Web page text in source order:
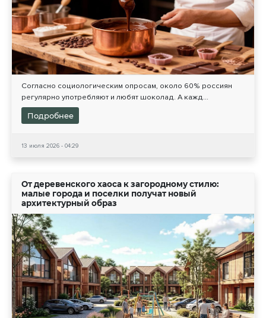
Согласно социологическим опросам, около 60% россиян
регулярно употребляют и любят шоколад. А кажд...
Подробнее
13 июля 2026 - 04:29
От деревенского хаоса к загородному стилю:
малые города и поселки получат новый
архитектурный образ